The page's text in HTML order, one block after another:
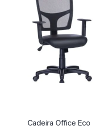
Cadeira Office Eco